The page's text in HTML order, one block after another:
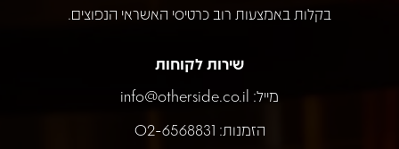
בקלות באמצעות רוב כרטיסי האשראי הנפוצים.
שירות לקוחות
מייל: info@otherside.co.il
הזמנות: 02-6568831